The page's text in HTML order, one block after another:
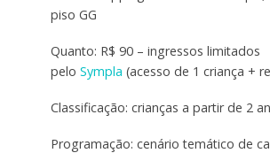
piso GG
Quanto: R$ 90 – ingressos limitados
pelo Sympla (acesso de 1 criança +
Classificação: crianças a partir de 2
Programação: cenário temático de